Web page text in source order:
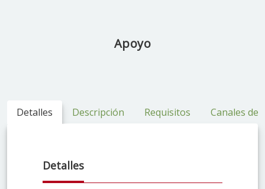
Apoyo
Detalles Descripción Requisitos Canales de
Detalles